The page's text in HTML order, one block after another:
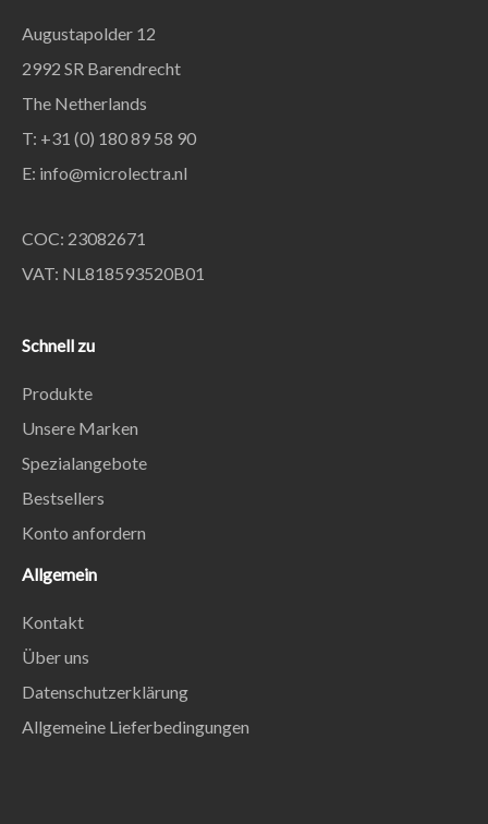
Augustapolder 12
2992 SR Barendrecht
The Netherlands
T: +31 (0) 180 89 58 90
E: info@microlectra.nl
COC: 23082671
VAT: NL818593520B01
Schnell zu
Produkte
Unsere Marken
Spezialangebote
Bestsellers
Konto anfordern
Allgemein
Kontakt
Über uns
Datenschutzerklärung
Allgemeine Lieferbedingungen